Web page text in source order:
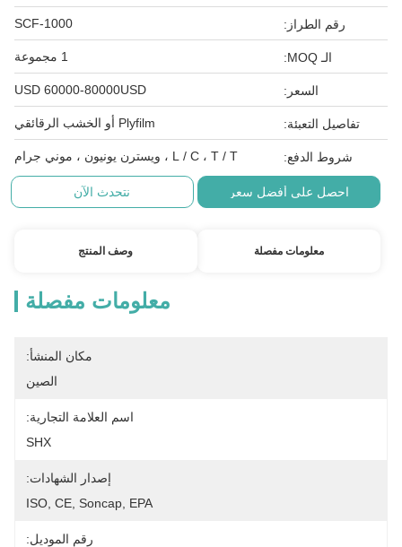
رقم الطراز: SCF-1000
الـ MOQ: 1 مجموعة
السعر: USD 60000-80000USD
تفاصيل التعبئة: Plyfilm أو الخشب الرقائقي
شروط الدفع: L / C ، T / T ، ويسترن يونيون ، موني جرام
احصل على أفضل سعر نتحدث الآن
معلومات مفصلة وصف المنتج
معلومات مفصلة
مكان المنشأ:
الصين
اسم العلامة التجارية:
SHX
إصدار الشهادات:
ISO, CE, Soncap, EPA
رقم الموديل: